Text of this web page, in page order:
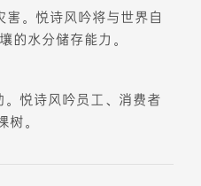
。悦诗风吟将与世界自
的水分储存能力。
悦诗风吟员工、消费者
。